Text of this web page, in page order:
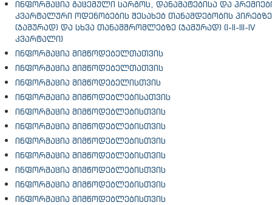
ინფორმაცია გაცემული სარგოს, დანამატებისა და
კვარტალური ოდენობების შესახებ თანამდებობის პირებზე
(ჯამურად) და სხვა თანამშრომლებზე (ჯამურად) (I-II-III-IV
კვარტალი)
ინფორმაცია მიმწოდებელთათვის
ინფორმაცია მიმწოდებელთათვის
ინფორმაცია მიმწოდებელისთვის
ინფორმაცია მიმწოდებლებისათვის
ინფორმაცია მიმწოდებლებისთვის
ინფორმაცია მიმწოდებლებისთვის
ინფორმაცია მიმწოდებლებისთვის
ინფორმაცია მიმწოდებლებისთვის
ინფორმაცია მიმწოდებლებისთვის
ინფორმაცია მიმწოდებლებისთვის
ინფორმაცია მიმწოდებლებისთვის